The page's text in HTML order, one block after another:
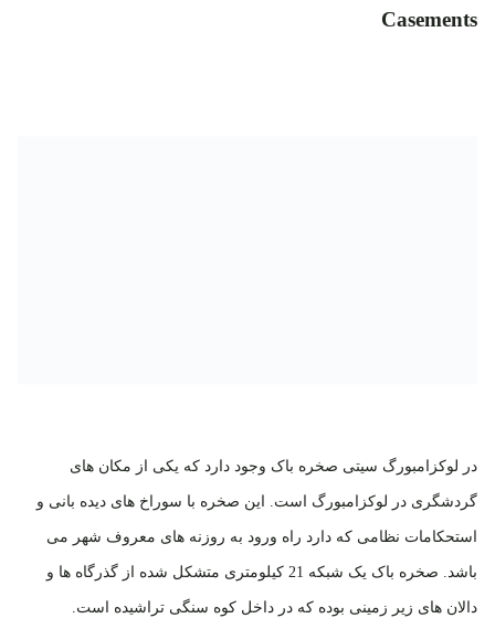
Casements
در لوکزامبورگ سیتی صخره باک وجود دارد که یکی از مکان های
گردشگری در لوکزامبورگ است. این صخره با سوراخ های دیده بانی و
استحکامات نظامی که دارد راه ورود به روزنه های معروف شهر می
باشد. صخره باک یک شبکه 21 کیلومتری متشکل شده از گذرگاه ها و
دالان های زیر زمینی بوده که در داخل کوه سنگی تراشیده است.